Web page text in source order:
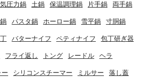
圧力鍋 土鍋 保温調理鍋 片手鍋 両手鍋
パスタ鍋 ホーロー鍋 雪平鍋 寸胴鍋
バターナイフ ペティナイフ 包丁研ぎ器
フライ返し トング レードル ヘラ
ー シリコンスチーマー ミルサー 落し蓋